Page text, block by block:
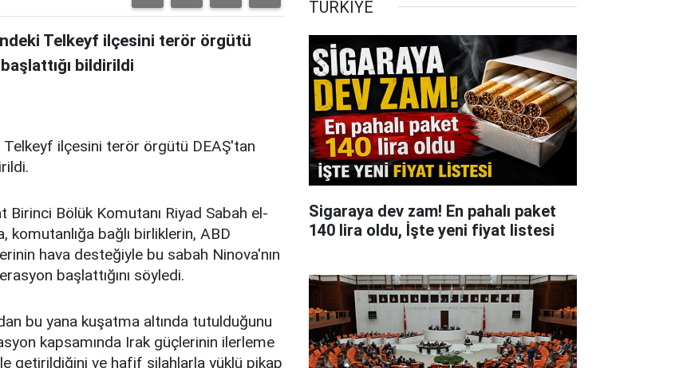
Telkeyf ilçesini terör örgütü
bildirildi
ilçesini terör örgütü DEAŞ'tan
Birinci Bölük Komutanı Riyad Sabah el-
komutanlığa bağlı birliklerin, ABD
hava desteğiyle bu sabah Ninova'nın
başlattığını söyledi.
bu yana kuşatma altında tutulduğunu
kapsamında Irak güçlerinin ilerleme
getirildiğini ve hafif silahlarla yüklü pikap
TÜRKİYE
Sigaraya dev zam! En pahalı paket
140 lira oldu, İşte yeni fiyat listesi